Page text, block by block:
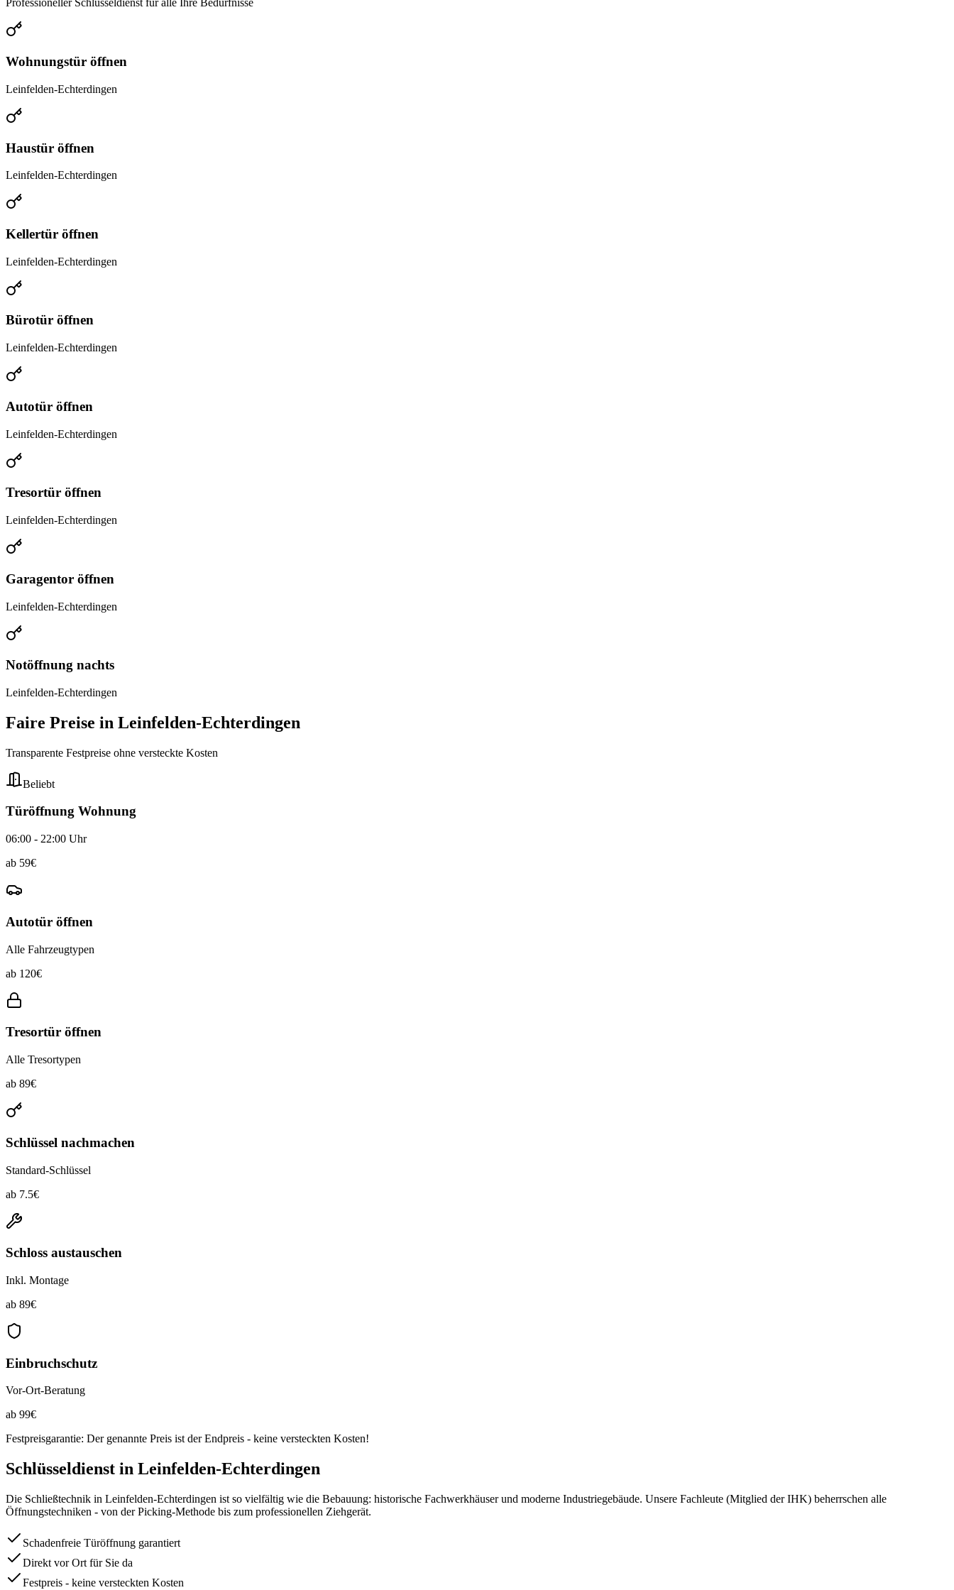
Professioneller Schlüsseldienst für alle Ihre Bedürfnisse
Wohnungstür öffnen
Leinfelden-Echterdingen
Haustür öffnen
Leinfelden-Echterdingen
Kellertür öffnen
Leinfelden-Echterdingen
Bürotür öffnen
Leinfelden-Echterdingen
Autotür öffnen
Leinfelden-Echterdingen
Tresortür öffnen
Leinfelden-Echterdingen
Garagentor öffnen
Leinfelden-Echterdingen
Notöffnung nachts
Leinfelden-Echterdingen
Faire Preise in Leinfelden-Echterdingen
Transparente Festpreise ohne versteckte Kosten
Beliebt
Türöffnung Wohnung
06:00 - 22:00 Uhr
ab 59€
Autotür öffnen
Alle Fahrzeugtypen
ab 120€
Tresortür öffnen
Alle Tresortypen
ab 89€
Schlüssel nachmachen
Standard-Schlüssel
ab 7.5€
Schloss austauschen
Inkl. Montage
ab 89€
Einbruchschutz
Vor-Ort-Beratung
ab 99€
Festpreisgarantie: Der genannte Preis ist der Endpreis - keine versteckten Kosten!
Schlüsseldienst in Leinfelden-Echterdingen
Die Schließtechnik in Leinfelden-Echterdingen ist so vielfältig wie die Bebauung: historische Fachwerkhäuser und moderne Industriegebäude. Unsere Fachleute (Mitglied der IHK) beherrschen alle
Öffnungstechniken - von der Picking-Methode bis zum professionellen Ziehgerät.
Schadenfreie Türöffnung garantiert
Direkt vor Ort für Sie da
Festpreis - keine versteckten Kosten